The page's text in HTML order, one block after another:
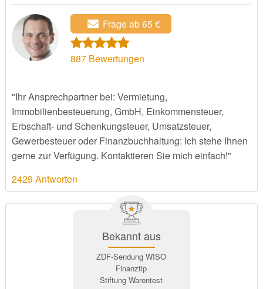
Frage ab 65 €
887Bewertungen
"Ihr Ansprechpartner bei: Vermietung,
Immobilienbesteuerung, GmbH, Einkommensteuer,
Erbschaft- und Schenkungsteuer, Umsatzsteuer,
Gewerbesteuer oder Finanzbuchhaltung: Ich stehe Ihnen
gerne zur Verfügung. Kontaktieren Sie mich einfach!"
2429 Antworten
Bekannt aus
ZDF-Sendung WISO
Finanztip
Stiftung Warentest